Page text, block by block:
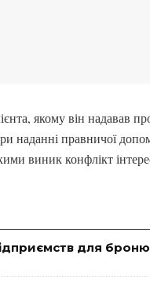
якому він надавав
наданні правничої
виник конфлікт
для